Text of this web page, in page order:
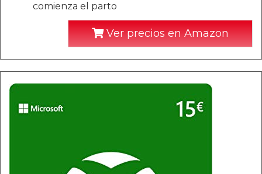
comienza el parto
Ver precios en Amazon